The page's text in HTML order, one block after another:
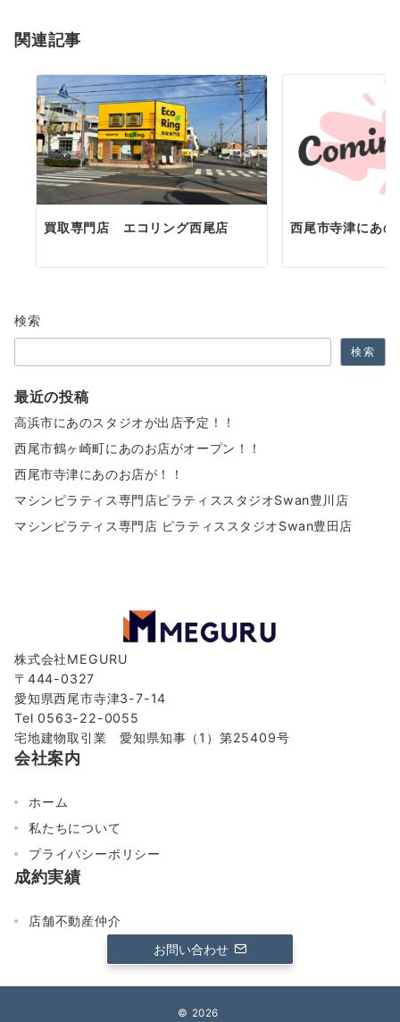
ン
関連記事
買取専門店 エコリング西尾店 西尾市寺津にあの
検索
検索
最近の投稿
高浜市にあのスタジオが出店予定！！
西尾市鶴ヶ崎町にあのお店がオープン！！
西尾市寺津にあのお店が！！
マシンピラティス専門店ピラティススタジオSwan豊川店
マシンピラティス専門店 ピラティススタジオSwan豊田店
株式会社MEGURU
〒444-0327
愛知県西尾市寺津3-7-14
Tel 0563-22-0055
宅地建物取引業 愛知県知事（1）第25409号
会社案内
ホーム
私たちについて
プライバシーポリシー
成約実績
店舗不動産仲介
お問い合わせ
© 2026